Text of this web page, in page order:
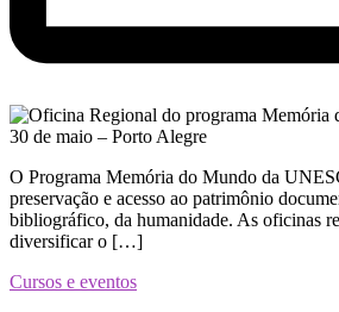
O Programa Memória do Mundo da
preservação e acesso ao patrimônio
bibliográfico, da humanidade. As oficinas
diversificar o […]
Cursos e eventos